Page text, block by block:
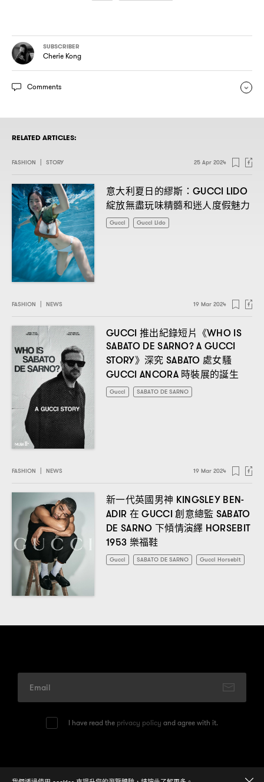
SUBSCRIBER
Cherie Kong
Comments
RELATED ARTICLES:
FASHION STORY 25 Apr 2024
意大利夏日的繆斯 ：GUCCI LIDO
綻放無盡玩味精髓和迷人度假魅力
Gucci Gucci Lido
FASHION NEWS 19 Mar 2024
GUCCI 推出紀錄短片《WHO IS
SABATO DE SARNO? A GUCCI
STORY》深究 SABATO處女騷
GUCCI ANCORA 時裝展的誕生
Gucci SABATO DE SARNO
FASHION NEWS 19 Mar 2024
新一代英國男神 KINGSLEY BEN-
ADIR 在 GUCCI創意總監 SABATO
DE SARNO 下傾情演繹 HORSEBIT
1953 樂福鞋
Gucci SABATO DE SARNO Gucci Horsebit
I have read the privacy policy and agree with it.